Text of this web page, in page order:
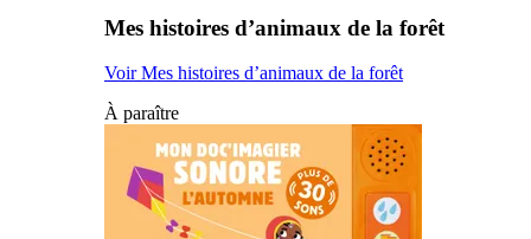
Mes histoires d’animaux de la forêt
Voir Mes histoires d’animaux de la forêt
À paraître